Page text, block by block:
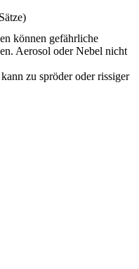
können gefährliche
Aerosol oder Nebel nicht
zu spröder oder rissiger